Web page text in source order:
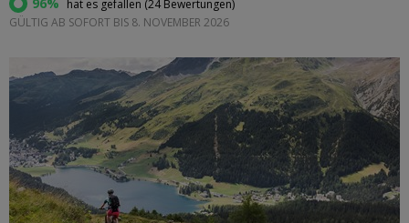
hat es gefallen (24 Bewertungen)
GÜLTIG AB SOFORT BIS 8. NOVEMBER 2026
←